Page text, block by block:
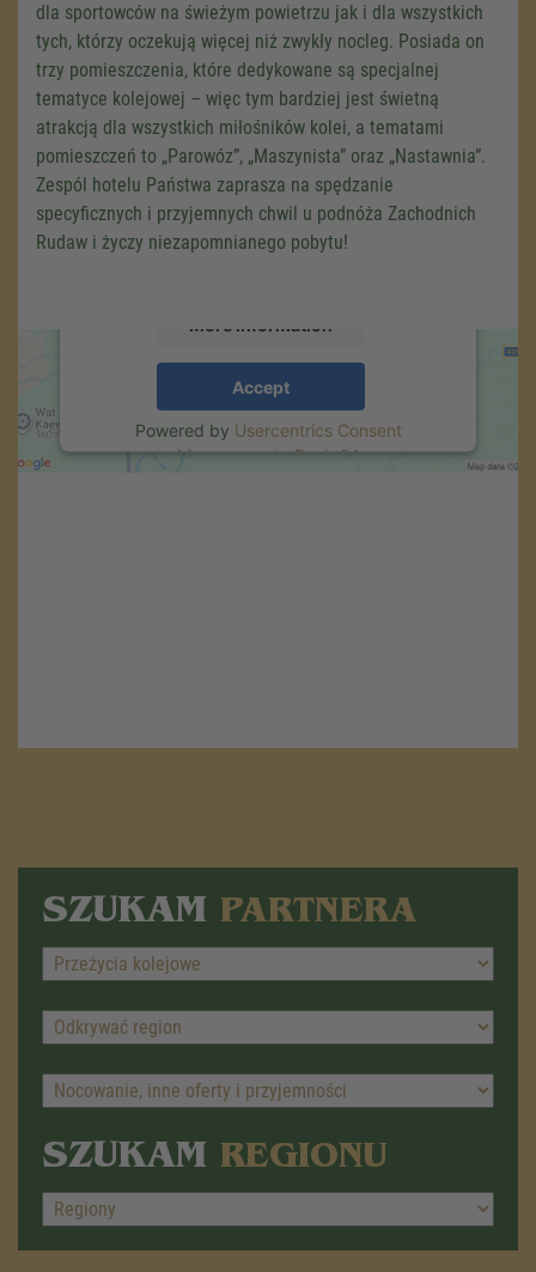
SZUKAM PARTNERA
SZUKAM REGIONU
dla sportowców na świeżym powietrzu jak i dla wszystkich
tych, którzy oczekują więcej niż zwykły nocleg. Posiada on
trzy pomieszczenia, które dedykowane są specjalnej
tematyce kolejowej – więc tym bardziej jest świetną
atrakcją dla wszystkich miłośników kolei, a tematami
pomieszczeń to „Parowóz”, „Maszynista” oraz „Nastawnia”.
Zespól hotelu Państwa zaprasza na spędzanie
specyficznych i przyjemnych chwil u podnóża Zachodnich
Rudaw i życzy niezapomnianego pobytu!
We need your consent to load the
Google Maps service!
We use a third party service to embed map
content that may collect data about your
activity. Please review the details and accept
Accept
Powered by Usercentrics Consent
Management.eRecht24